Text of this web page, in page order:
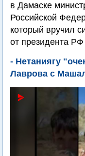
в Дамаске
Российской
который вручил
от президента
- Нетаниягу
Лаврова с